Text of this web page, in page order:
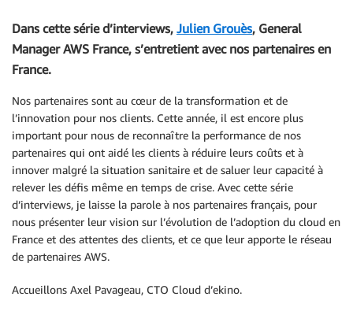
Dans cette série d’interviews, Julien Grouès, General
Manager AWS France, s’entretient avec nos partenaires en
France.
Nos partenaires sont au cœur de la transformation et de
l’innovation pour nos clients. Cette année, il est encore plus
important pour nous de reconnaître la performance de nos
partenaires qui ont aidé les clients à réduire leurs coûts et à
innover malgré la situation sanitaire et de saluer leur capacité à
relever les défis même en temps de crise. Avec cette série
d’interviews, je laisse la parole à nos partenaires français, pour
nous présenter leur vision sur l’évolution de l’adoption du cloud en
France et des attentes des clients, et ce que leur apporte le réseau
de partenaires AWS.
Accueillons Axel Pavageau, CTO Cloud d’ekino.